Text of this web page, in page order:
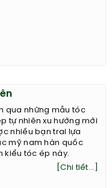
qua những mẫu tóc
tự nhiên xu hướng mới
nhiều bạn trai lựa
mỹ nam hàn quốc
kiểu tóc ép này.
[Chi tiết...]